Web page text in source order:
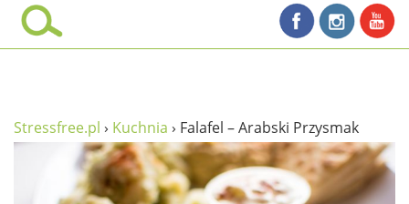
Kursy online
umysł
proste życie
relaks
Stressfree.pl › Kuchnia › Falafel – Arabski Przysmak